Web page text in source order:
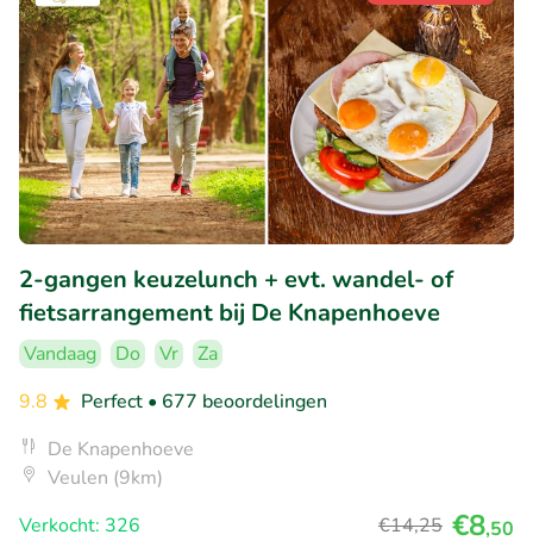
2-gangen keuzelunch + evt. wandel- of
fietsarrangement bij De Knapenhoeve
Vandaag Do Vr
Za
9.8
Perfect • 677 beoordelingen
De Knapenhoeve
Veulen (9km)
Verkocht: 326
€14,25 €8,50